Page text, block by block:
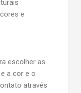
e
escolher as
a cor e o
através